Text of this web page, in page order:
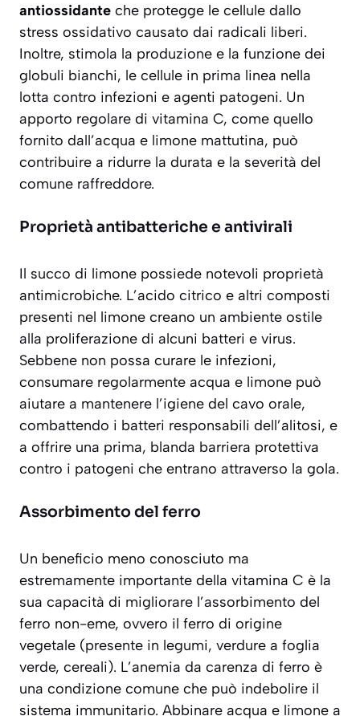
antiossidante che protegge le cellule dallo
stress ossidativo causato dai radicali liberi.
Inoltre, stimola la produzione e la funzione dei
globuli bianchi, le cellule in prima linea nella
lotta contro infezioni e agenti patogeni. Un
apporto regolare di vitamina C, come quello
fornito dall’acqua e limone mattutina, può
contribuire a ridurre la durata e la severità del
comune raffreddore.
Proprietà antibatteriche e antivirali
Il succo di limone possiede notevoli proprietà
antimicrobiche. L’acido citrico e altri composti
presenti nel limone creano un ambiente ostile
alla proliferazione di alcuni batteri e virus.
Sebbene non possa curare le infezioni,
consumare regolarmente acqua e limone può
aiutare a mantenere l’igiene del cavo orale,
combattendo i batteri responsabili dell’alitosi, e
a offrire una prima, blanda barriera protettiva
contro i patogeni che entrano attraverso la gola.
Assorbimento del ferro
Un beneficio meno conosciuto ma
estremamente importante della vitamina C è la
sua capacità di migliorare l’assorbimento del
ferro non-eme, ovvero il ferro di origine
vegetale (presente in legumi, verdure a foglia
verde, cereali). L’anemia da carenza di ferro è
una condizione comune che può indebolire il
sistema immunitario. Abbinare acqua e limone a